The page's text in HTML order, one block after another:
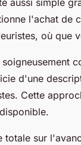
aussi simple
l'achat de
où que
soigneusement
d'une
Cette
totale sur